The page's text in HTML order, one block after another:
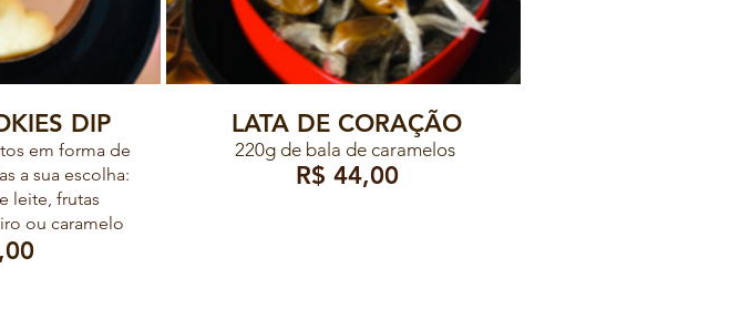
DIP
em forma de
a sua escolha:
leite, frutas
ou caramelo
LATA DE CORAÇÃO
220g de bala de caramelos
R$ 44,00